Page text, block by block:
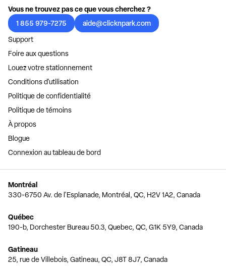
Vous ne trouvez pas ce que vous cherchez ?
1 855 979-7275
aide@clicknpark.com
Support
Foire aux questions
Louez votre stationnement
Conditions d'utilisation
Politique de confidentialité
Politique de témoins
À propos
Blogue
Connexion au tableau de bord
Montréal
330-6750 Av. de l'Esplanade, Montréal, QC, H2V 1A2, Canada
Québec
190-b, Dorchester Bureau 50.3, Quebec, QC, G1K 5Y9, Canada
Gatineau
25, rue de Villebois, Gatineau, QC, J8T 8J7, Canada